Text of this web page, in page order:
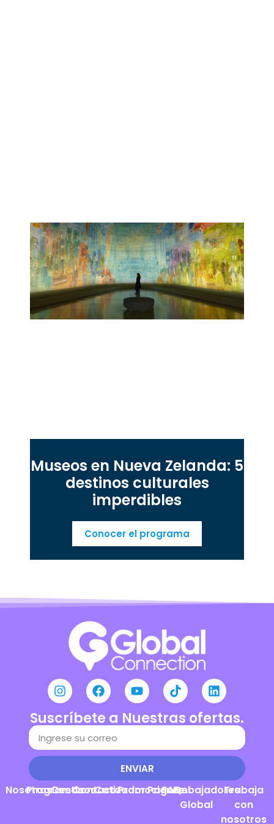
Museos en Nueva Zelanda: 5
destinos culturales
imperdibles
Conocer el programa
Suscríbete a Nuestras ofertas.
ENVIAR
Nosotros
Programas
Destinos
Contacto
Cotizador
Promociones
Pagos
FAQs
Embajadores
Global
Trabaja
con
nosotros